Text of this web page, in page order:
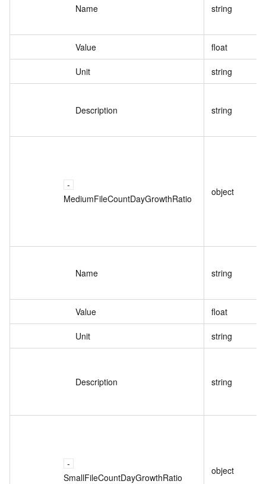
Name string
Value float
Unit string
Description string
MediumFileCountDayGrowthRatio
object
Name string
Value float
Unit string
Description string
SmallFileCountDayGrowthRatio
object